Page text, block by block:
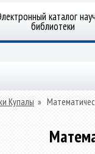
каталог
библиотеки
Купалы »